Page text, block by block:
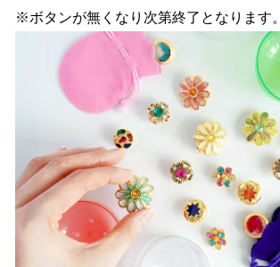
※ボタンが無くなり次第終了となります。